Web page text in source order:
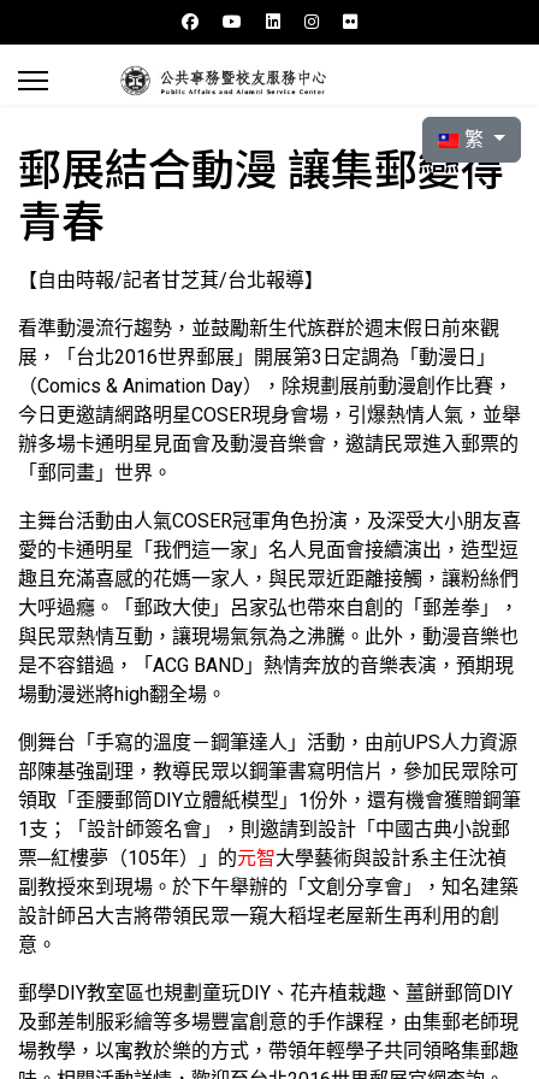
選擇你的語言
繁
郵展結合動漫 讓集郵變得
青春
【自由時報/記者甘芝萁/台北報導】
看準動漫流行趨勢，並鼓勵新生代族群於週末假日前來觀
展，「台北2016世界郵展」開展第3日定調為「動漫日」
（Comics & Animation Day），除規劃展前動漫創作比賽，
今日更邀請網路明星COSER現身會場，引爆熱情人氣，並舉
辦多場卡通明星見面會及動漫音樂會，邀請民眾進入郵票的
「郵同畫」世界。
主舞台活動由人氣COSER冠軍角色扮演，及深受大小朋友喜
愛的卡通明星「我們這一家」名人見面會接續演出，造型逗
趣且充滿喜感的花媽一家人，與民眾近距離接觸，讓粉絲們
大呼過癮。「郵政大使」呂家弘也帶來自創的「郵差拳」，
與民眾熱情互動，讓現場氣氛為之沸騰。此外，動漫音樂也
是不容錯過，「ACG BAND」熱情奔放的音樂表演，預期現
場動漫迷將high翻全場。
側舞台「手寫的溫度－鋼筆達人」活動，由前UPS人力資源
部陳基強副理，教導民眾以鋼筆書寫明信片，參加民眾除可
領取「歪腰郵筒DIY立體紙模型」1份外，還有機會獲贈鋼筆
1支；「設計師簽名會」，則邀請到設計「中國古典小說郵
票─紅樓夢（105年）」的元智大學藝術與設計系主任沈禎
副教授來到現場。於下午舉辦的「文創分享會」，知名建築
設計師呂大吉將帶領民眾一窺大稻埕老屋新生再利用的創
意。
郵學DIY教室區也規劃童玩DIY、花卉植栽趣、薑餅郵筒DIY
及郵差制服彩繪等多場豐富創意的手作課程，由集郵老師現
場教學，以寓教於樂的方式，帶領年輕學子共同領略集郵趣